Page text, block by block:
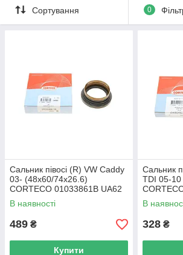
Сортування 0
Сальник півосі (R) VW Caddy
03- (48x60/74x26.6)
CORTECO 01033861B UA62
В наявності
489 ₴
Купити
Сальник
TDI 05-
В
328 ₴